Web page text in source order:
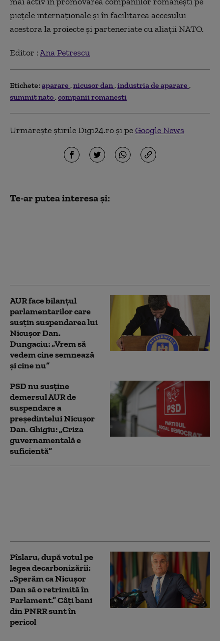
piețele internaționale și în facilitarea accesului
acestora la proiecte și parteneriate cu aliații NATO.
Editor :Ana Petrescu
Etichete: aparare nicusor dan industria de aparare
summit nato companii romanesti
Urmărește știrile Digi24.ro și peGoogle News
Te-ar putea interesa și:
AUR face bilanțul
parlamentarilor care
susțin suspendarea lui
Nicușor Dan.
Dungaciu: „Vrem să
vedem cine semnează
și cine nu”
PSD nu susține
demersul AUR de
suspendare a
președintelui Nicușor
Dan. Ghigiu: „Criza
guvernamentală e
suficientă”
Pîslaru, după votul pe
legea decarbonizării:
„Sperăm ca Nicușor
Dan să o retrimită în
Parlament.” Câți bani
din PNRR sunt în
pericol